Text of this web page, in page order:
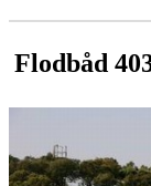
Flodbåd